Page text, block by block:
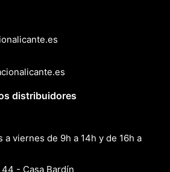
distribuidores
a viernes de 9h a 14h y de 16h a
- Casa Bardín